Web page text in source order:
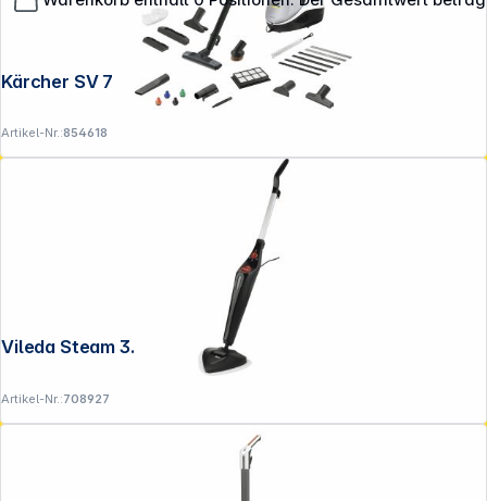
Kärcher SV 7
Artikel-Nr.:854618
Vileda Steam 3.0 Plus Dampfreiniger
Artikel-Nr.:708927
**EVP = Empfohlener Verkaufspreis des Herstellers /
Lieferanten zzgl. 19% Mwst.
Alle Preise exkl. gesetzl. Mehrwertsteuer zzgl.